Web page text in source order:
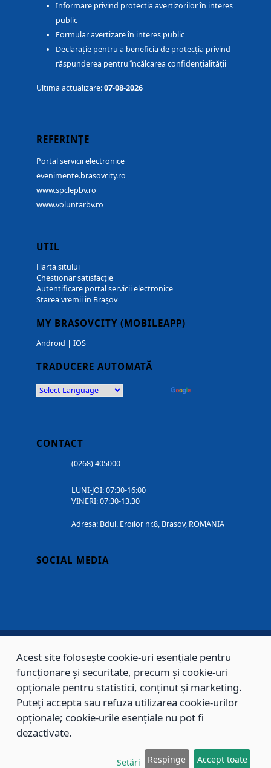
Informare privind protectia avertizorilor în interes
public
Formular avertizare în interes public
Declarație pentru a beneficia de protecția privind
răspunderea pentru încălcarea confidențialității
Ultima actualizare:07-08-2026
REFERINȚE
Portal servicii electronice
evenimente.brasovcity.ro
www.spclepbv.ro
www.voluntarbv.ro
UTIL
Harta sitului
Chestionar satisfacție
Autentificare portal servicii electronice
Starea vremii in Brașov
MY BRASOVCITY (MOBILEAPP)
Android | IOS
TRADUCERE AUTOMATĂ
CONTACT
(0268) 405000
LUNI-JOI: 07:30-16:00
VINERI: 07:30-13.30
Adresa: Bdul. Eroilor nr.8, Brasov, ROMANIA
SOCIAL MEDIA
Copyright © 2002 - 2026 - PRIMĂRIA MUNICIPIULUI BRAȘOV, toate drepturile
rezervate.
Sitemap Contact
Acest site folosește cookie-uri esențiale pentru
funcționare și securitate, precum și cookie-uri
opționale pentru statistici, conținut și marketing.
Puteți accepta sau refuza utilizarea cookie-urilor
opționale; cookie-urile esențiale nu pot fi
dezactivate.
Setări Respinge Accept toate